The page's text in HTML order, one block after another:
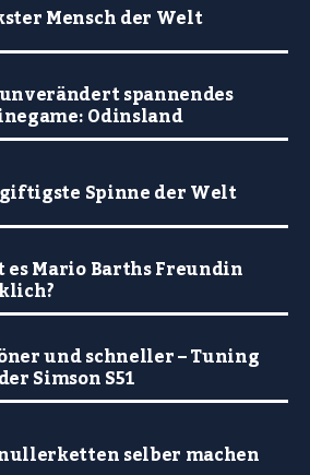
Mensch der Welt
spannendes
Odinsland
Spinne der Welt
es Mario Barths Freundin
und schneller – Tuning
Simson S51
selber machen